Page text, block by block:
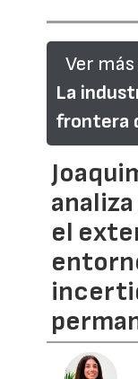
Ver
La
frontera
el